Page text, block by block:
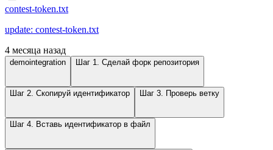
contest-token.txt
update: contest-token.txt
4 месяца назад
demointegration Шаг 1. Сделай форк репозитория
Шаг 2. Скопируй идентификатор Шаг 3. Проверь ветку
Шаг 4. Вставь идентификатор в файл